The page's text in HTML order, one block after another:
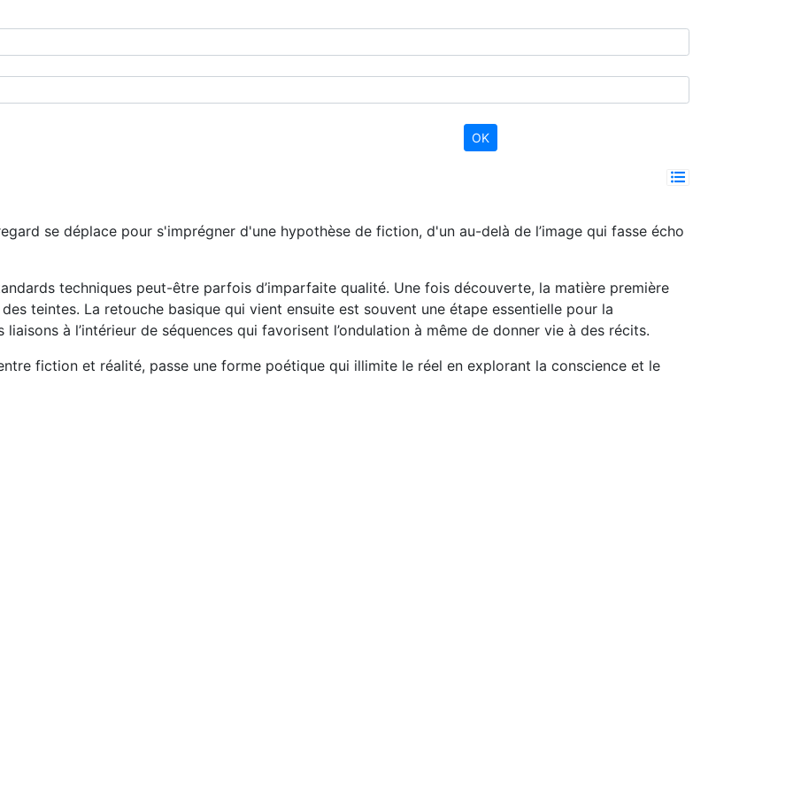
se déplace pour s'imprégner d'une hypothèse de fiction, d'un au-delà de l’image qui fasse écho
techniques peut-être parfois d’imparfaite qualité. Une fois découverte, la matière première
teintes. La retouche basique qui vient ensuite est souvent une étape essentielle pour la
à l’intérieur de séquences qui favorisent l’ondulation à même de donner vie à des récits.
fiction et réalité, passe une forme poétique qui illimite le réel en explorant la conscience et le